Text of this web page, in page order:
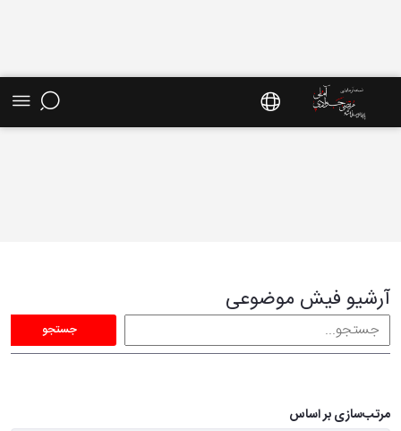
آرشیو فیش موضوعی
جستجو
مرتب‌سازی بر اساس